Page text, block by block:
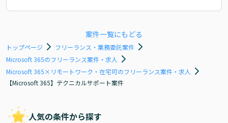
案件一覧にもどる
トップページ
フリーランス・業務委託案件
Microsoft 365のフリーランス案件・求人
Microsoft 365×リモートワーク・在宅可のフリーランス案件・求人
【Microsoft 365】テクニカルサポート案件
人気の条件から探す